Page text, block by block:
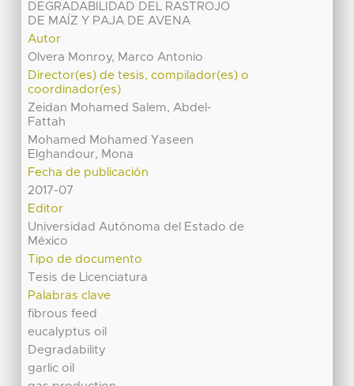
DEGRADABILIDAD DEL RASTROJO
DE MAÍZ Y PAJA DE AVENA
Autor
Olvera Monroy, Marco Antonio
Director(es) de tesis, compilador(es) o
coordinador(es)
Zeidan Mohamed Salem, Abdel-
Fattah
Mohamed Mohamed Yaseen
Elghandour, Mona
Fecha de publicación
2017-07
Editor
Universidad Autónoma del Estado de
México
Tipo de documento
Tesis de Licenciatura
Palabras clave
fibrous feed
eucalyptus oil
Degradability
garlic oil